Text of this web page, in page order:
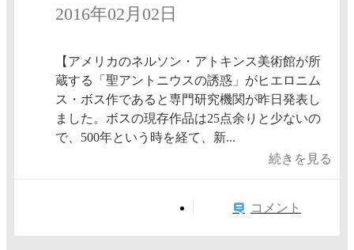
2016年02月02日
【アメリカのネルソン・アトキンス美術館が所
蔵する「聖アントニウスの誘惑」がヒエロニム
ス・ボス作であると専門研究機関が昨日発表し
ました。ボスの現存作品は25点余りと少ないの
で、500年という時を経て、新...
続きを見る
コメント